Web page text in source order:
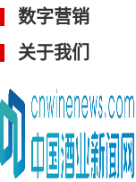
数字营销
关于我们